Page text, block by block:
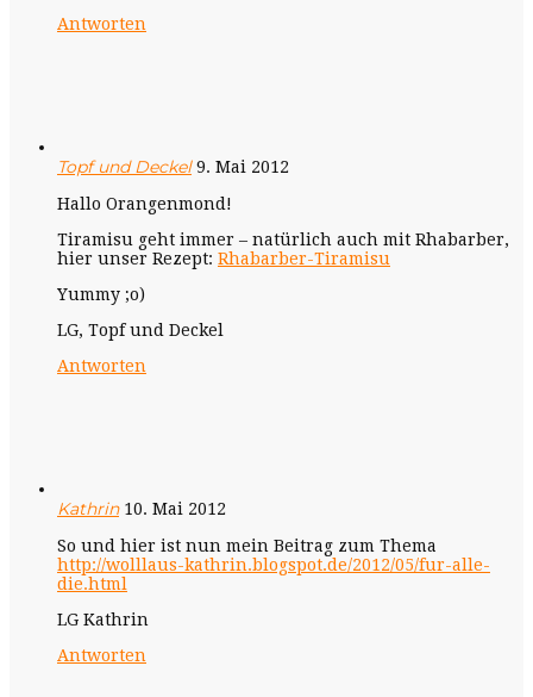
Antworten
Topf und Deckel 9. Mai 2012
Hallo Orangenmond!
Tiramisu geht immer – natürlich auch mit Rhabarber,
hier unser Rezept: Rhabarber-Tiramisu
Yummy ;o)
LG, Topf und Deckel
Antworten
Kathrin 10. Mai 2012
So und hier ist nun mein Beitrag zum Thema
http://wolllaus-kathrin.blogspot.de/2012/05/fur-alle-
die.html
LG Kathrin
Antworten